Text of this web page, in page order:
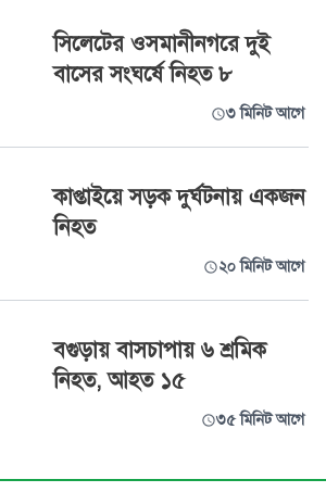
সিলেটের ওসমানীনগরে দুই
বাসের সংঘর্ষে নিহত ৮
৩ মিনিট আগে
কাপ্তাইয়ে সড়ক দুর্ঘটনায় একজন
নিহত
২০ মিনিট আগে
বগুড়ায় বাসচাপায় ৬ শ্রমিক
নিহত, আহত ১৫
৩৫ মিনিট আগে